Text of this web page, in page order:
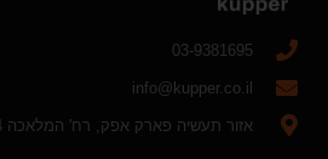
03-9381695
info@kupper.co.il
אזור תעשיה פארק אפק, רח' המלאכה 4